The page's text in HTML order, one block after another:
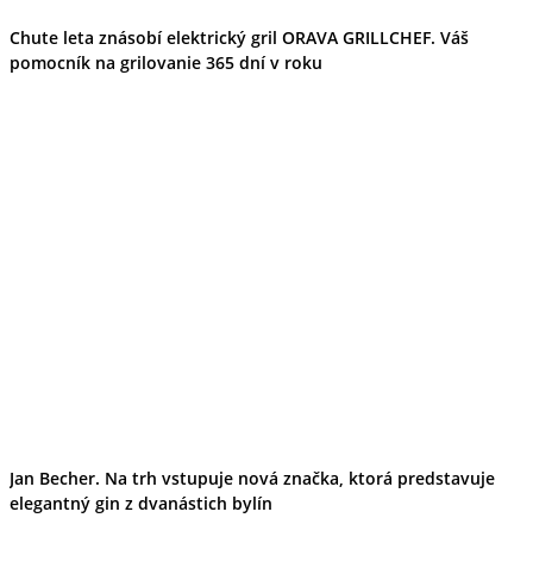
Chute leta znásobí elektrický gril ORAVA GRILLCHEF. Váš
pomocník na grilovanie 365 dní v roku
Jan Becher. Na trh vstupuje nová značka, ktorá predstavuje
elegantný gin z dvanástich bylín